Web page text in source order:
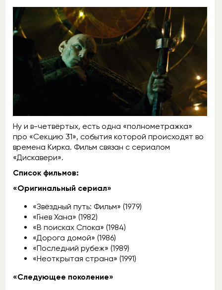
Ну и в-четвёртых, есть одна «полнометражка»
про «Секцию 31», события которой происходят во
времена Кирка. Фильм связан с сериалом
«Дискавери».
Список фильмов:
«Оригинальный сериал»
«Звёздный путь: Фильм» (1979)
«Гнев Хана» (1982)
«В поисках Спока» (1984)
«Дорога домой» (1986)
«Последний рубеж» (1989)
«Неоткрытая страна» (1991)
«Следующее поколение»